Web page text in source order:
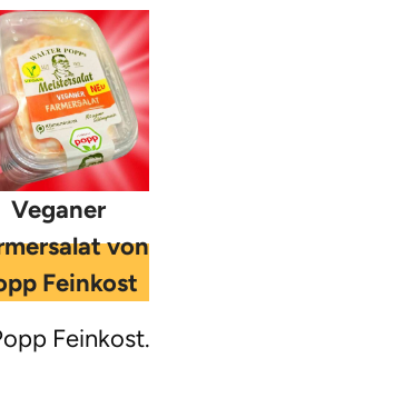
Veganer
von
Feinkost
Feinkost.